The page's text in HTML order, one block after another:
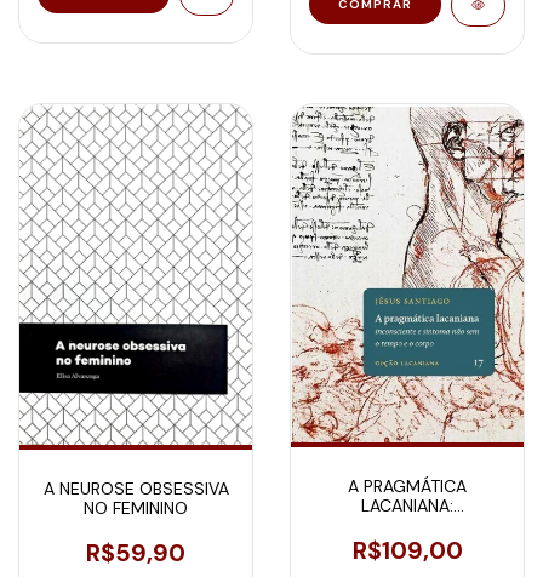
A NEUROSE OBSESSIVA
NO FEMININO
R$59,90
A PRAGMÁTICA
LACANIANA:
SINTOMA NÃO SEM O
TEMPO E O CORPO
R$109,00